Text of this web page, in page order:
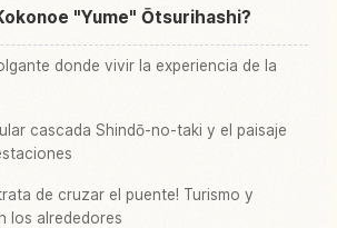
"Yume" Ōtsurihashi?
donde vivir la experiencia de la
cascada Shindō-no-taki y el paisaje
de cruzar el puente! Turismo y
los alrededores